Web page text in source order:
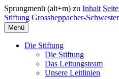
Sprungmenü (alt+m) zu Inhalt
Stiftung Grossheppacher-
Menü
Die Stiftung
Die Stiftung
Das Leitungsteam
Unsere Leitlinien